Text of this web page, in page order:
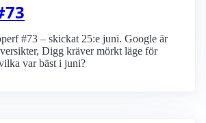
#73 – skickat 25:e juni. Google är
Digg kräver mörkt läge för
var bäst i juni?